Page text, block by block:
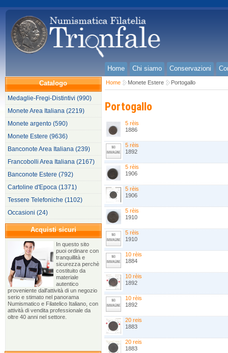
Home Chi siamo Conservazioni
Catalogo
Medaglie-Fregi-Distintivi (990)
Monete Area Italiana (2219)
Monete argento (590)
Monete Estere (9636)
Banconote Area Italiana (239)
Francobolli Area Italiana (2167)
Banconote Estere (792)
Cartoline d'Epoca (1371)
Tessere Telefoniche (1102)
Occasioni (24)
Acquisti sicuri
In questo sito
puoi ordinare con
tranquillità e
sicurezza perchè
costituito da
materiale
autentico
proveniente dall'attività di un negozio
serio e stimato nel panorama
Numismatico e Filatelico Italiano, con
attività di vendita professionale da
oltre 40 anni nel settore.
Home Monete Estere Portogallo
Portogallo
5 rèis
1886
5 rèis
1892
5 rèis
1906
5 rèis
1906
5 rèis
1910
5 rèis
1910
10 rèis
1884
10 rèis
1892
10 rèis
1892
20 reis
1883
20 reis
1883